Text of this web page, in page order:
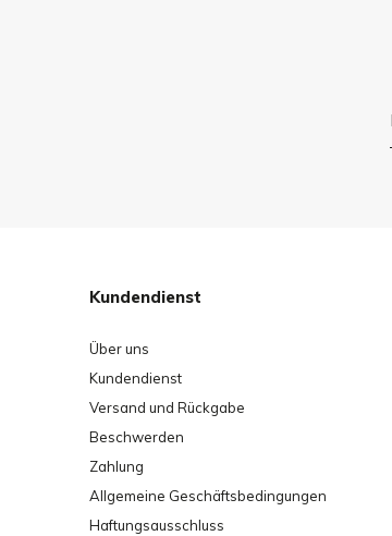
Kundendienst
Über uns
Kundendienst
Versand und Rückgabe
Beschwerden
Zahlung
Allgemeine Geschäftsbedingungen
Haftungsausschluss